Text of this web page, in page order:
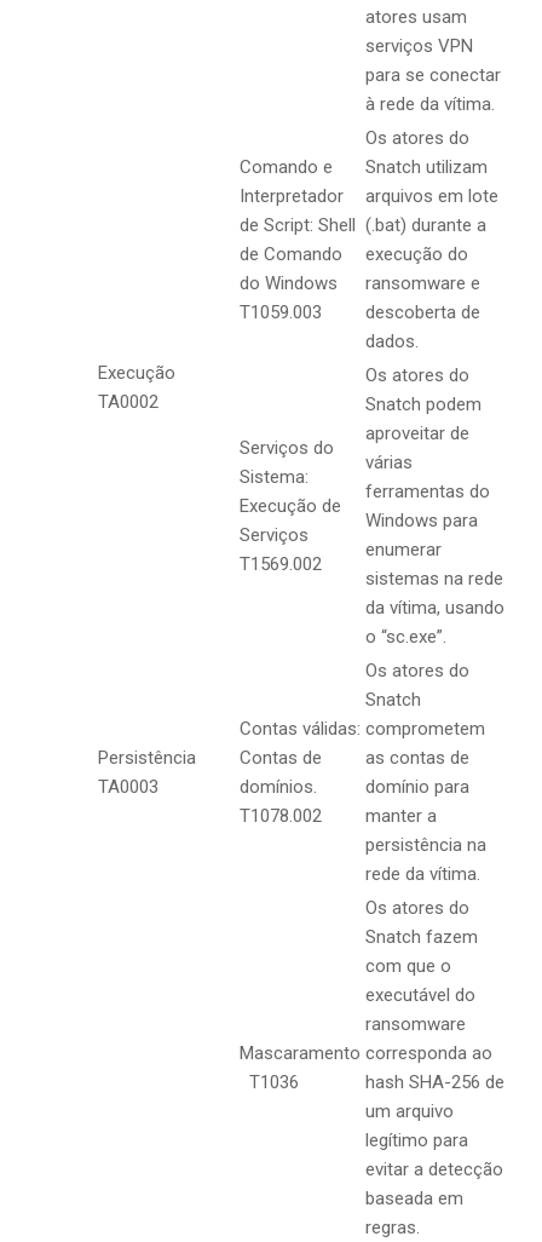
atores usam
serviços VPN
para se conectar
à rede da vítima.
Execução
TA0002
Comando e
Interpretador
de Script: Shell
de Comando
do Windows
T1059.003
Os atores do
Snatch utilizam
arquivos em lote
(.bat) durante a
execução do
ransomware e
descoberta de
dados.
Serviços do
Sistema:
Execução de
Serviços
T1569.002
Os atores do
Snatch podem
aproveitar de
várias
ferramentas do
Windows para
enumerar
sistemas na rede
da vítima, usando
o “sc.exe”.
Persistência
TA0003
Contas válidas:
Contas de
domínios.
T1078.002
Os atores do
Snatch
comprometem
as contas de
domínio para
manter a
persistência na
rede da vítima.
Mascaramento
T1036
Os atores do
Snatch fazem
com que o
executável do
ransomware
corresponda ao
hash SHA-256 de
um arquivo
legítimo para
evitar a detecção
baseada em
regras.